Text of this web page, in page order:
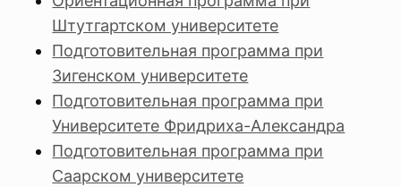
Штутгартском университете
Подготовительная программа при
Зигенском университете
Подготовительная программа при
Университете Фридриха-Александра
Подготовительная программа при
Саарском университете